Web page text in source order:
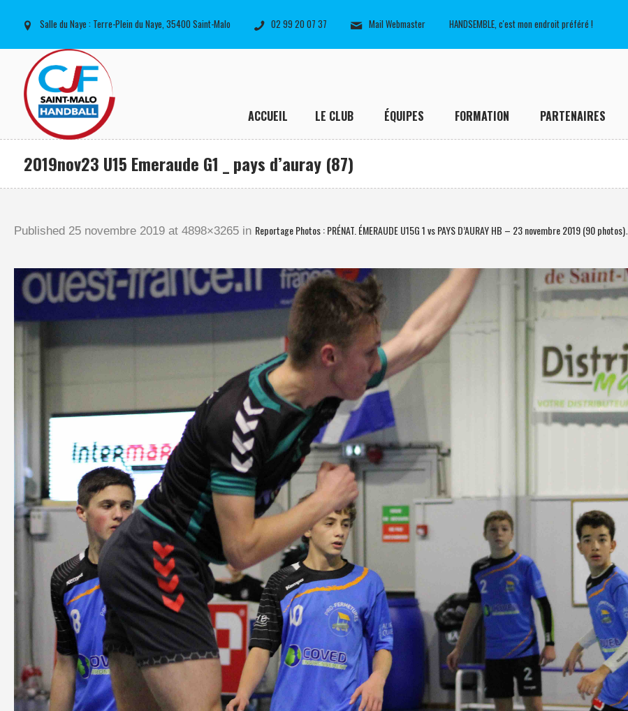
Salle du Naye : Terre-Plein du Naye, 35400 Saint-Malo 02 99 20 07 37 Mail Webmaster HANDSEMBLE, c'est mon endroit préféré !
ACCUEIL LE CLUB ÉQUIPES FORMATION PARTENAIRES
2019nov23 U15 Emeraude G1 _ pays d’auray (87)
Published 25 novembre 2019 at 4898×3265 in Reportage Photos : PRÉNAT. ÉMERAUDE U15G 1 vs PAYS D’AURAY HB – 23 novembre 2019 (90 photos).